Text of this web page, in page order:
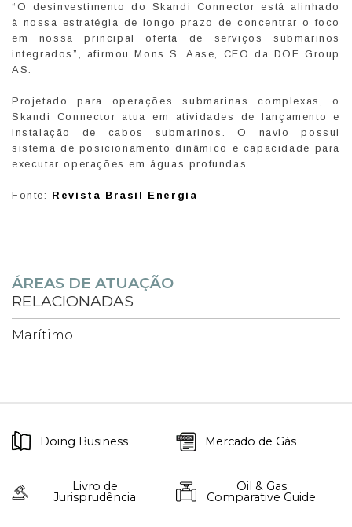
“O desinvestimento do Skandi Connector está alinhado
à nossa estratégia de longo prazo de concentrar o foco
em nossa principal oferta de serviços submarinos
integrados”, afirmou Mons S. Aase, CEO da DOF Group
AS.
Projetado para operações submarinas complexas, o
Skandi Connector atua em atividades de lançamento e
instalação de cabos submarinos. O navio possui
sistema de posicionamento dinâmico e capacidade para
executar operações em águas profundas.
Fonte: Revista Brasil Energia
ÁREAS DE ATUAÇÃO
RELACIONADAS
Marítimo
Doing Business Mercado de Gás
Livro de
Jurisprudência
Oil & Gas
Comparative Guide